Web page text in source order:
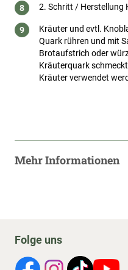
2. Schritt / Herstellung
Kräuter und evtl.
Quark rühren und mit
Brotaufstrich oder
Kräuterquark
Kräuter verwendet
Mehr Informationen
Folge uns